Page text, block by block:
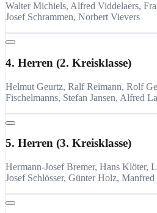
Walter Michiels, Alfred Viddelaers,
Josef Schrammen, Norbert Vievers
4. Herren (2. Kreisklasse)
Helmut Geurtz, Ralf Reimann, Rolf
Fischelmanns, Stefan Jansen, Alfred
5. Herren (3. Kreisklasse)
Hermann-Josef Bremer, Hans Klöter,
Josef Schlösser, Günter Holz,